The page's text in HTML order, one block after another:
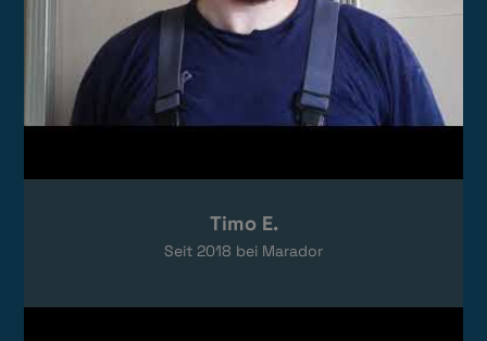
Timo E.
Seit 2018 bei Marador